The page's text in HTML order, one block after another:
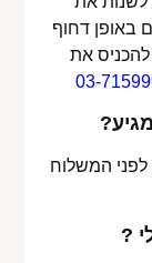
באופן דחוף
להכניס את
03-
לפני המשלוח
?